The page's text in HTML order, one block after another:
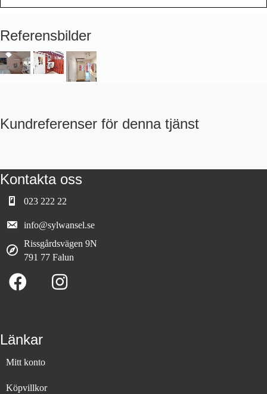
Referensbilder
Kundreferenser för denna tjänst
Kontakta oss
023 222 22
info@sylwansel.se
Rissgårdsvägen 9N
791 77 Falun
Länkar
Mitt konto
Köpvillkor